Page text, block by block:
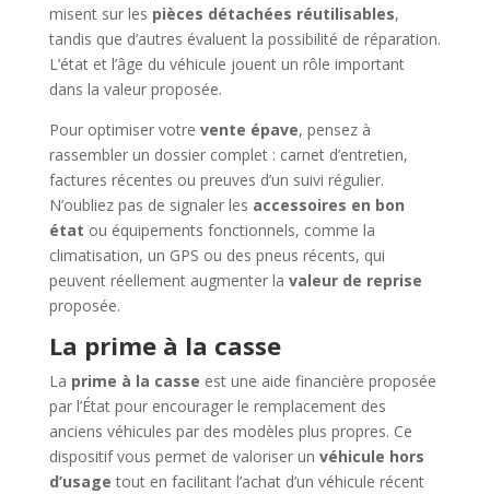
misent sur les pièces détachées réutilisables,
tandis que d’autres évaluent la possibilité de réparation.
L’état et l’âge du véhicule jouent un rôle important
dans la valeur proposée.
Pour optimiser votre vente épave, pensez à
rassembler un dossier complet : carnet d’entretien,
factures récentes ou preuves d’un suivi régulier.
N’oubliez pas de signaler les accessoires en bon
état ou équipements fonctionnels, comme la
climatisation, un GPS ou des pneus récents, qui
peuvent réellement augmenter la valeur de reprise
proposée.
La prime à la casse
La prime à la casse est une aide financière proposée
par l’État pour encourager le remplacement des
anciens véhicules par des modèles plus propres. Ce
dispositif vous permet de valoriser un véhicule hors
d’usage tout en facilitant l’achat d’un véhicule récent